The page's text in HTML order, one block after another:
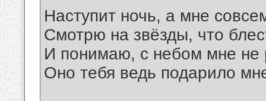
Наступит ночь, а мне
Смотрю на звёзды, что
И понимаю, с небом мне не
Оно тебя ведь подарило